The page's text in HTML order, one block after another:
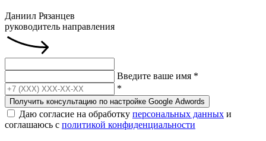
Даниил Рязанцев
руководитель направления
Введите ваше имя *
*
Получить консультацию по настройке Google Adwords
Даю согласие на обработку персональных данных и
соглашаюсь с политикой конфиденциальности